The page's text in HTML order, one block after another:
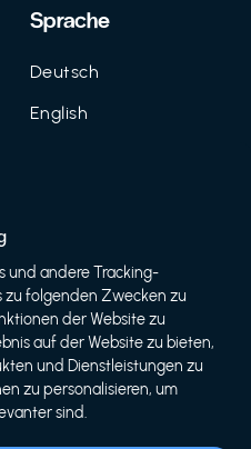
Sprache
Deutsch
English
und andere Tracking-
zu folgenden Zwecken zu
der Website zu
auf der Website zu bieten,
und Dienstleistungen zu
zu personalisieren, um
sind.